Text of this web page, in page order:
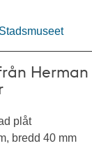
Stadsmuseet
Herman
plåt
bredd 40 mm